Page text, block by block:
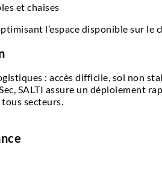
et chaises
l’espace disponible sur le
: accès difficile, sol non
SALTI assure un déploiement
secteurs.